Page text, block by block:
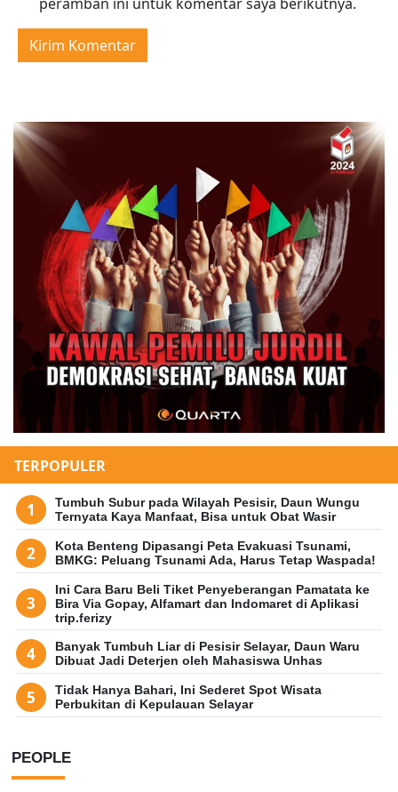
TERPOPULER
Tumbuh Subur pada Wilayah Pesisir, Daun Wungu
Ternyata Kaya Manfaat, Bisa untuk Obat Wasir
Kota Benteng Dipasangi Peta Evakuasi Tsunami,
BMKG: Peluang Tsunami Ada, Harus Tetap Waspada!
Ini Cara Baru Beli Tiket Penyeberangan Pamatata ke
Bira Via Gopay, Alfamart dan Indomaret di Aplikasi
trip.ferizy
Banyak Tumbuh Liar di Pesisir Selayar, Daun Waru
Dibuat Jadi Deterjen oleh Mahasiswa Unhas
Tidak Hanya Bahari, Ini Sederet Spot Wisata
Perbukitan di Kepulauan Selayar
PEOPLE